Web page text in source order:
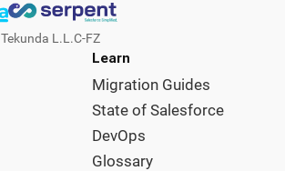
Tekunda L.L.C-FZ
Learn
Migration Guides
State of Salesforce
DevOps
Glossary